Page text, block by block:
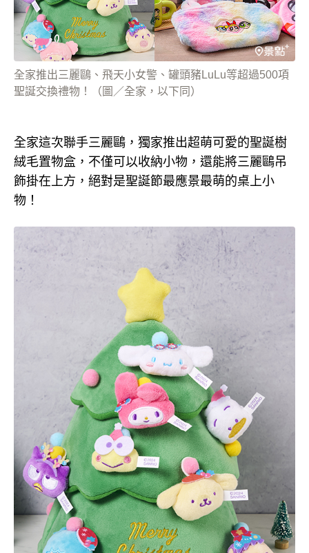
全家推出三麗鷗、飛天小女警、罐頭豬LuLu等超過500項
聖誕交換禮物！（圖／全家，以下同）
全家這次聯手三麗鷗，獨家推出超萌可愛的聖誕樹
絨毛置物盒，不僅可以收納小物，還能將三麗鷗吊
飾掛在上方，絕對是聖誕節最應景最萌的桌上小
物！